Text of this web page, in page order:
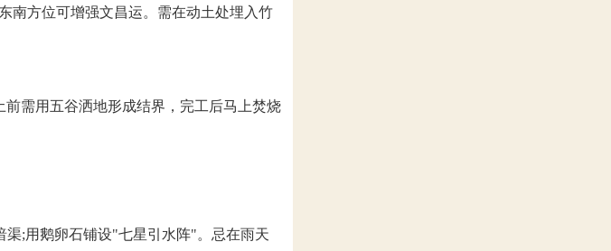
南方位可增强文昌运。需在动土处埋入竹
需用五谷洒地形成结界，完工后马上焚烧
渠;用鹅卵石铺设"七星引水阵"。忌在雨天